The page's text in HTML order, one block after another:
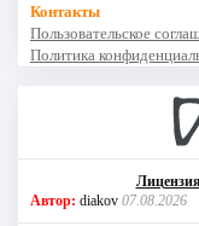
Контакты
Пользовательское
Политика
Автор: diakov 07.08.2026